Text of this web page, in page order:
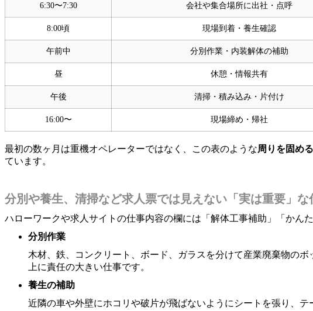
6:30〜7:30 会社や集合場所に出社・点呼
8:00頃 現場到着・養生確認
午前中 分別作業・内装解体の補助
昼 休憩・情報共有
午後 清掃・積み込み・片付け
16:00〜 現場締め・帰社
最初の数ヶ月は重機オペレーターではなく、この表のような周りを固め
ています。
分別や養生、清掃など求人票では見えない「実は重要」な
ハローワークや求人サイトの仕事内容の欄には「解体工事補助」「かん
分別作業
木材、鉄、コンクリート、ボード、ガラスを分けて産業廃棄物の
上に責任の大きい仕事です。
養生の補助
近隣の車や外壁にホコリや破片が飛ばないようにシートを張り、